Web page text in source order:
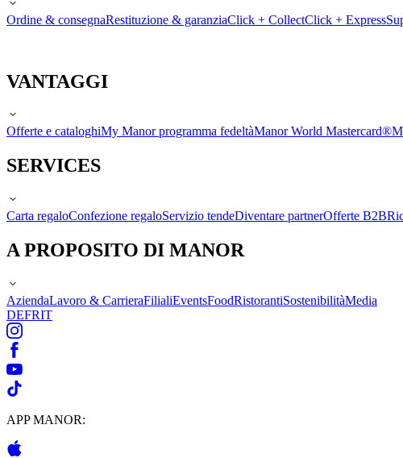
Ordine & consegnaRestituzione & garanziaClick + CollectClick + Express
VANTAGGI
Offerte e cataloghiMy Manor programma fedeltàManor World Mastercard®
SERVICES
Carta regaloConfezione regaloServizio tendeDiventare partnerOfferte B2B
A PROPOSITO DI MANOR
AziendaLavoro & CarrieraFilialiEventsFoodRistorantiSostenibilitàMedia
DEFRIT
APP MANOR: